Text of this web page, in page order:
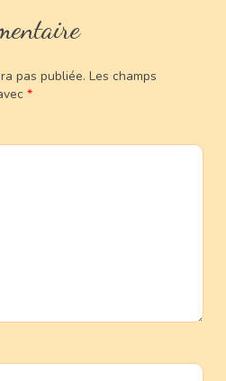
pas publiée. Les champs
*